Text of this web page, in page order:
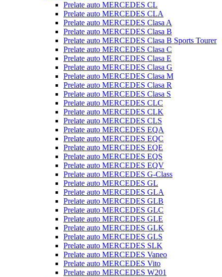
Prelate auto MERCEDES CL
Prelate auto MERCEDES CLA
Prelate auto MERCEDES Clasa A
Prelate auto MERCEDES Clasa B
Prelate auto MERCEDES Clasa B Sports Tourer
Prelate auto MERCEDES Clasa C
Prelate auto MERCEDES Clasa E
Prelate auto MERCEDES Clasa G
Prelate auto MERCEDES Clasa M
Prelate auto MERCEDES Clasa R
Prelate auto MERCEDES Clasa S
Prelate auto MERCEDES CLC
Prelate auto MERCEDES CLK
Prelate auto MERCEDES CLS
Prelate auto MERCEDES EQA
Prelate auto MERCEDES EQC
Prelate auto MERCEDES EQE
Prelate auto MERCEDES EQS
Prelate auto MERCEDES EQV
Prelate auto MERCEDES G-Class
Prelate auto MERCEDES GL
Prelate auto MERCEDES GLA
Prelate auto MERCEDES GLB
Prelate auto MERCEDES GLC
Prelate auto MERCEDES GLE
Prelate auto MERCEDES GLK
Prelate auto MERCEDES GLS
Prelate auto MERCEDES SLK
Prelate auto MERCEDES Vaneo
Prelate auto MERCEDES Vito
Prelate auto MERCEDES W201